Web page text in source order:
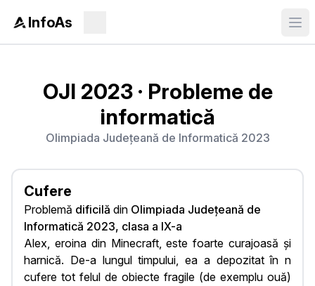
InfoAs
OJI 2023 · Probleme de
informatică
Olimpiada Județeană de Informatică 2023
Cufere
Problemă dificilă din Olimpiada Județeană de
Informatică 2023, clasa a IX-a
Alex, eroina din Minecraft, este foarte curajoasă și
harnică. De-a lungul timpului, ea a depozitat în n
cufere tot felul de obiecte fragile (de exemplu ouă)